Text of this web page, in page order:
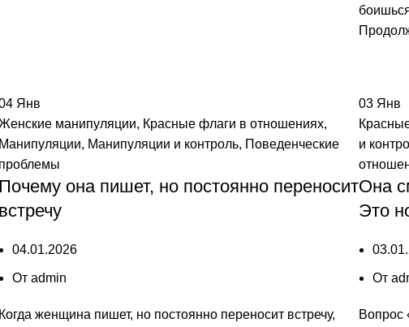
Янв
манипуляции, Красные флаги в отношениях,
Манипуляции, Манипуляции и контроль, Поведенческие
проблемы
Почему она пишет, но постоянно переносит
встречу
04.01.2026
От admin
Когда женщина пишет, но постоянно переносит встречу,
03 Янв
и
Она
Это
От
Вопрос